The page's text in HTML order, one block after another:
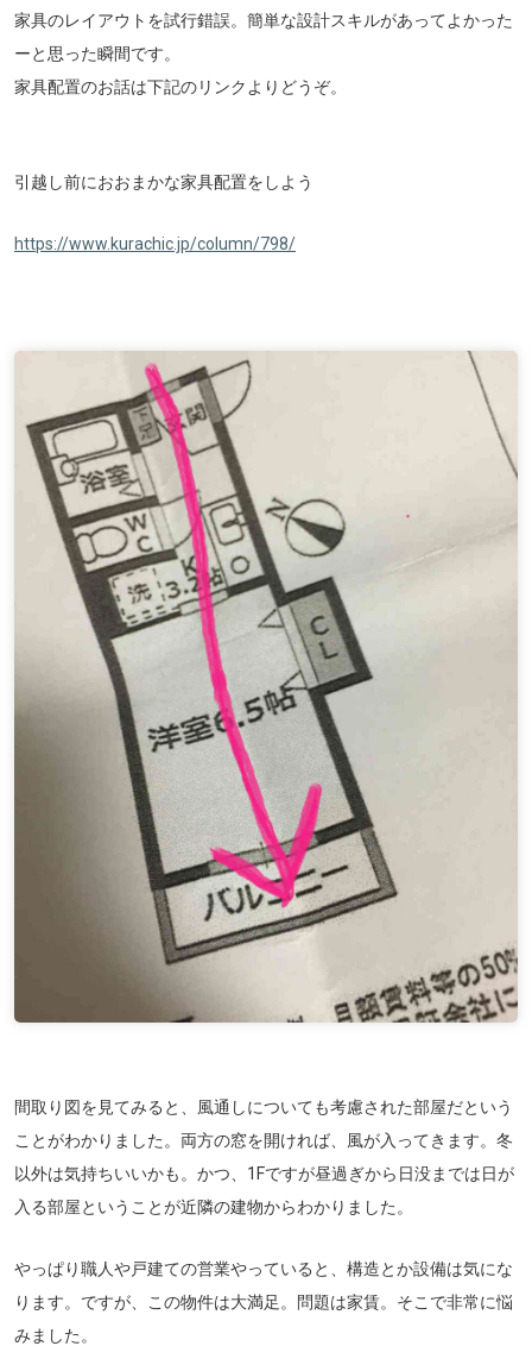
家具のレイアウトを試行錯誤。簡単な設計スキルがあってよかった
ーと思った瞬間です。
家具配置のお話は下記のリンクよりどうぞ。
引越し前におおまかな家具配置をしよう
https://www.kurachic.jp/column/798/
間取り図を見てみると、風通しについても考慮された部屋だという
ことがわかりました。両方の窓を開ければ、風が入ってきます。冬
以外は気持ちいいかも。かつ、1Fですが昼過ぎから日没までは日が
入る部屋ということが近隣の建物からわかりました。
やっぱり職人や戸建ての営業やっていると、構造とか設備は気にな
ります。ですが、この物件は大満足。問題は家賃。そこで非常に悩
みました。